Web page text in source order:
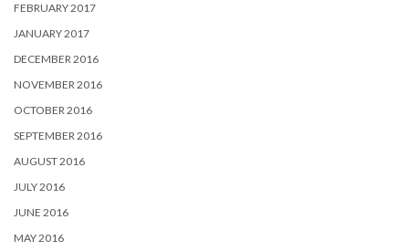
FEBRUARY 2017
JANUARY 2017
DECEMBER 2016
NOVEMBER 2016
OCTOBER 2016
SEPTEMBER 2016
AUGUST 2016
JULY 2016
JUNE 2016
MAY 2016